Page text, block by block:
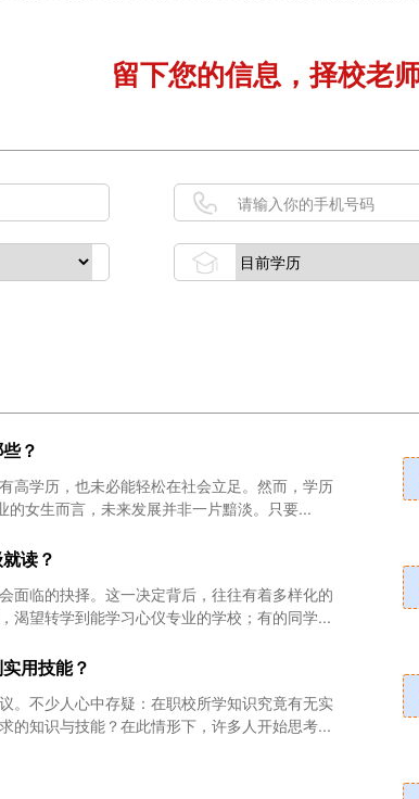
留下您的信息，择校老
？
高学历，也未必能轻松在社会立足。然而，学历
的女生而言，未来发展并非一片黯淡。只要...
读？
面临的抉择。这一决定背后，往往有着多样化的
渴望转学到能学习心仪专业的学校；有的同学...
用技能？
。不少人心中存疑：在职校所学知识究竟有无实
的知识与技能？在此情形下，许多人开始思考...